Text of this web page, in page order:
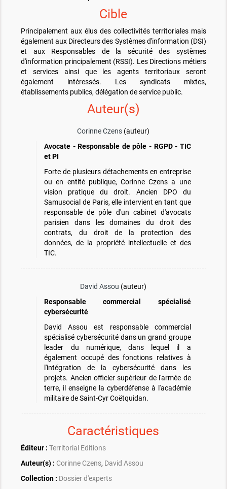
Cible
Principalement aux élus des collectivités territoriales mais
également aux Directeurs des Systèmes d'information (DSI)
et aux Responsables de la sécurité des systèmes
d'information principalement (RSSI). Les Directions métiers
et services ainsi que les agents territoriaux seront
également intéressés. Les syndicats mixtes,
établissements publics, délégation de service public.
Auteur(s)
Corinne Czens (auteur)
Avocate - Responsable de pôle - RGPD - TIC
et PI
Forte de plusieurs détachements en entreprise
ou en entité publique, Corinne Czens a une
vision pratique du droit. Ancien DPO du
Samusocial de Paris, elle intervient en tant que
responsable de pôle d'un cabinet d'avocats
parisien dans les domaines du droit des
contrats, du droit de la protection des
données, de la propriété intellectuelle et des
TIC.
David Assou (auteur)
Responsable commercial spécialisé
cybersécurité
David Assou est responsable commercial
spécialisé cybersécurité dans un grand groupe
leader du numérique, dans lequel il a
également occupé des fonctions relatives à
l'intégration de la cybersécurité dans les
projets. Ancien officier supérieur de l'armée de
terre, il enseigne la cyberdéfense à l'académie
militaire de Saint-Cyr Coëtquidan.
Caractéristiques
Éditeur : Territorial Editions
Auteur(s) : Corinne Czens, David Assou
Collection : Dossier d'experts